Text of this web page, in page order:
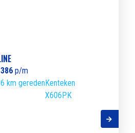
p/m
km geredenKenteken
X606PK